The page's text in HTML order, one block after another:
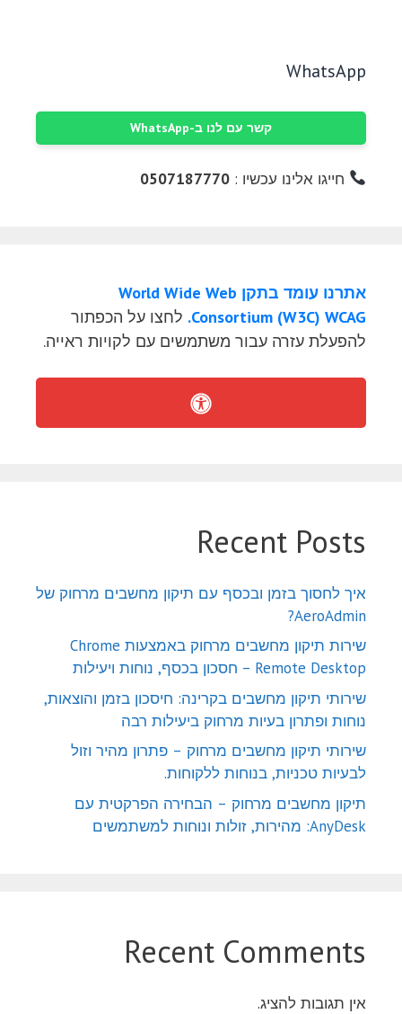
WhatsApp
קשר עם לנו ב-WhatsApp
חייגו אלינו עכשיו :0507187770
אתרנו עומד בתקן World Wide Web
Consortium (W3C) WCAG. לחצו על הכפתור
להפעלת עזרה עבור משתמשים עם לקויות ראייה.
Recent Posts
איך לחסוך בזמן ובכסף עם תיקון מחשבים מרחוק של
AeroAdmin?
שירות תיקון מחשבים מרחוק באמצעות Chrome
Remote Desktop – חסכון בכסף, נוחות ויעילות
שירותי תיקון מחשבים בקרינה: חיסכון בזמן והוצאות,
נוחות ופתרון בעיות מרחוק ביעילות רבה
שירותי תיקון מחשבים מרחוק – פתרון מהיר וזול
לבעיות טכניות, בנוחות ללקוחות.
תיקון מחשבים מרחוק – הבחירה הפרקטית עם
AnyDesk: מהירות, זולות ונוחות למשתמשים
Recent Comments
אין תגובות להציג.